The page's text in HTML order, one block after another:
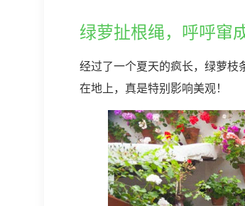
绿萝扯根绳，呼呼窜
经过了一个夏天的疯长，绿萝枝
在地上，真是特别影响美观！